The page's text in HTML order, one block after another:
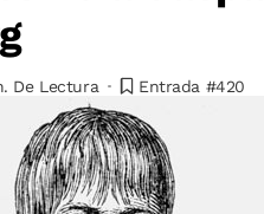
De Lectura Entrada #420